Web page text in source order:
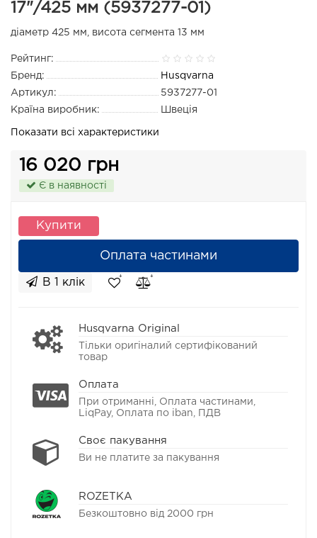
17"/425 мм (5937277-01)
діаметр 425 мм, висота сегмента 13 мм
Рейтинг:
Бренд:
Husqvarna
Артикул:
5937277-01
Країна виробник:
Швеція
Показати всі характеристики
16 020 грн
Є в наявності
Купити
Оплата частинами
В 1 клік
Husqvarna Original
Тільки оригіналий сертифікований
товар
Оплата
При отриманні, Оплата частинами,
LiqPay, Оплата по iban, ПДВ
Своє пакування
Ви не платите за пакування
ROZETKA
Безкоштовно від 2000 грн